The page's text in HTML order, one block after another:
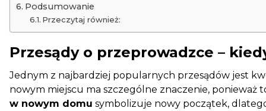
Podsumowanie
Przeczytaj również:
Przesądy o przeprowadzce –
Jednym z najbardziej popularnych przesądów jest
nowym miejscu ma szczególne znaczenie,
w nowym domu symbolizuje nowy początek,